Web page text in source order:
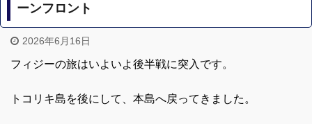
ーンフロント
2026年6月16日
フィジーの旅はいよいよ後半戦に突入です。
トコリキ島を後にして、本島へ戻ってきました。